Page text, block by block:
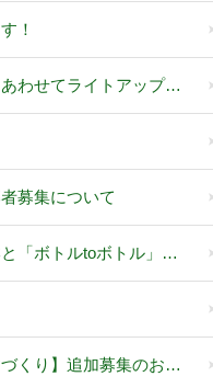
！
あわせてライトアップ…
募集について
「ボトルtoボトル」…
くり】追加募集のお…